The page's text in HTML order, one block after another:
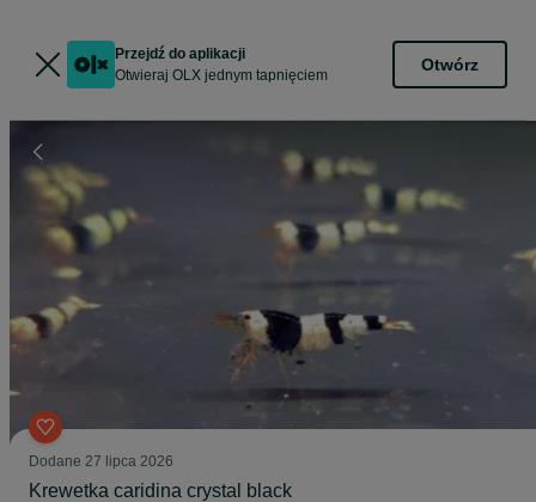
Przejdź do aplikacji
Otwieraj OLX jednym tapnięciem
Otwórz
Dodane 27 lipca 2026
Krewetka caridina crystal black